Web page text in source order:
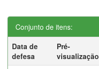
Conjunto de itens:
Data de
defesa
Pré-
visualização